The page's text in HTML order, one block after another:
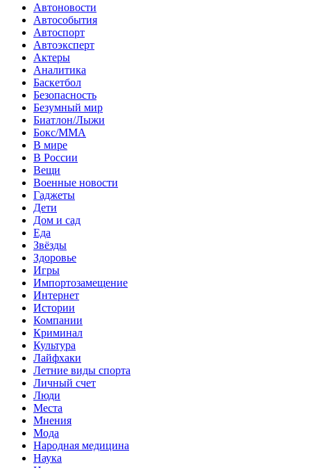
Автоновости
Автособытия
Автоспорт
Автоэксперт
Актеры
Аналитика
Баскетбол
Безопасность
Безумный мир
Биатлон/Лыжи
Бокс/MMA
В мире
В России
Вещи
Военные новости
Гаджеты
Дети
Дом и сад
Еда
Звёзды
Здоровье
Игры
Импортозамещение
Интернет
Истории
Компании
Криминал
Культура
Лайфхаки
Летние виды спорта
Личный счет
Люди
Места
Мнения
Мода
Народная медицина
Наука